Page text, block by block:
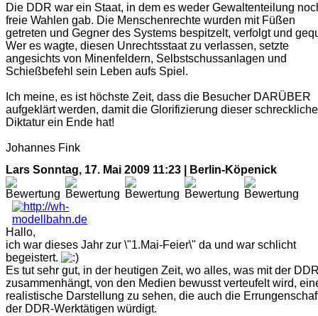
Die DDR war ein Staat, in dem es weder Gewaltenteilung
freie Wahlen gab. Die Menschenrechte wurden mit Füßen
getreten und Gegner des Systems bespitzelt, verfolgt und
Wer es wagte, diesen Unrechtsstaat zu verlassen, setzte
angesichts von Minenfeldern, Selbstschussanlagen und
Schießbefehl sein Leben aufs Spiel.
Ich meine, es ist höchste Zeit, dass die Besucher DARÜBER
aufgeklärt werden, damit die Glorifizierung dieser
Diktatur ein Ende hat!
Johannes Fink
Lars Sonntag, 17. Mai 2009 11:23 | Berlin-Köpenick
Hallo,
ich war dieses Jahr zur \"1.Mai-Feier\" da und war schlicht
begeistert.
Es tut sehr gut, in der heutigen Zeit, wo alles, was mit der
zusammenhängt, von den Medien bewusst verteufelt wird,
realistische Darstellung zu sehen, die auch die
der DDR-Werktätigen würdigt.